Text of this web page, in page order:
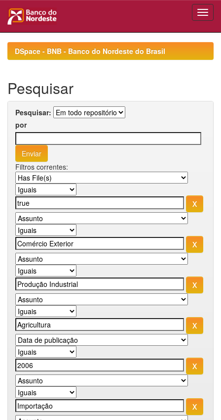
navigationDSpace - BNB - Banco do Nordeste do Brasil
Pesquisar
Pesquisar:
por
Filtros correntes: